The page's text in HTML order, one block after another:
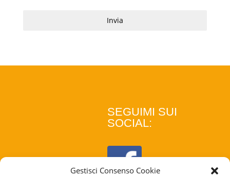
Gestisci Consenso Cookie
Invia
SEGUIMI SUI
SOCIAL: